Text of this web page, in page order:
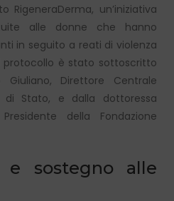
RigeneraDerma, un’iniziativa
alle donne che hanno
in seguito a reati di violenza
protocollo è stato sottoscritto
Giuliano, Direttore Centrale
di Stato, e dalla dottoressa
della Fondazione
e sostegno alle